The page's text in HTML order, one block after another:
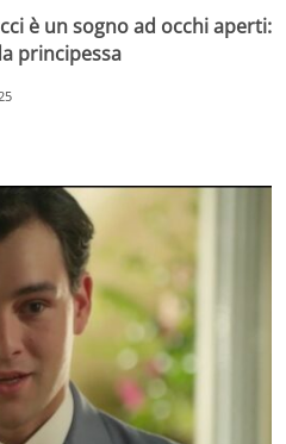
è un sogno ad occhi aperti:
principessa